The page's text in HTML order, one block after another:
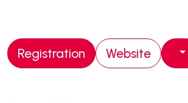
Registration Website